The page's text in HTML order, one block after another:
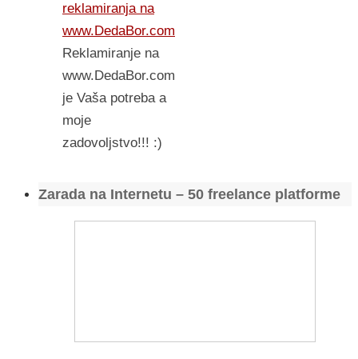
reklamiranja na
www.DedaBor.com
Reklamiranje na
www.DedaBor.com
je Vaša potreba a
moje
zadovoljstvo!!! :)
Zarada na Internetu – 50 freelance platforme